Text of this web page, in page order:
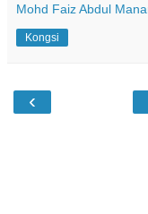
Mohd Faiz Abdul
Kongsi
‹